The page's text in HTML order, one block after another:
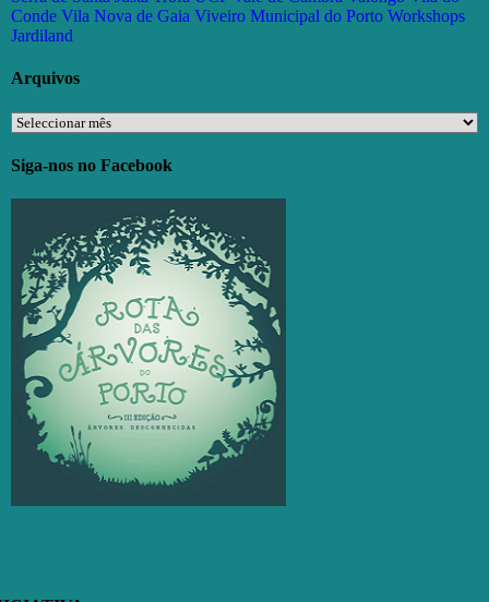
Conde Vila Nova de Gaia Viveiro Municipal do Porto Workshops
Jardiland
Arquivos
Arquivos
Siga-nos no Facebook